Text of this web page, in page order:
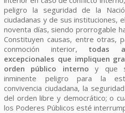
peligro la seguridad de la
ciudadanas y de sus instituciones,
noventa días, siendo prorrogable
Constituyen causas, entre otras,
conmoción interior, todas
excepcionales que impliquen
orden público interno y que
inminente peligro para la
convivencia ciudadana, la
del orden libre y democrático; o
los Poderes Públicos esté